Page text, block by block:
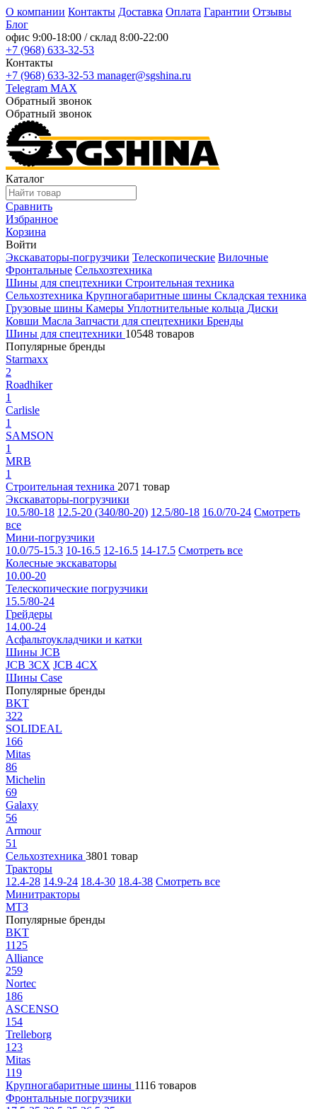
О компании Контакты Доставка Оплата Гарантии Отзывы
Блог
офис 9:00-18:00 / склад 8:00-22:00
+7 (968) 633-32-53
Контакты
+7 (968) 633-32-53 manager@sgshina.ru
Telegram MAX
Обратный звонок
Обратный звонок
Каталог
Сравнить
Избранное
Корзина
Войти
Экскаваторы-погрузчики Телескопические Вилочные
Фронтальные Сельхозтехника
Шины для спецтехники Строительная техника
Сельхозтехника Крупногабаритные шины Складская техника
Грузовые шины Камеры Уплотнительные кольца Диски
Ковши Масла Запчасти для спецтехники Бренды
Шины для спецтехники 10548 товаров
Популярные бренды
Starmaxx
2
Roadhiker
1
Carlisle
1
SAMSON
1
MRB
1
Строительная техника 2071 товар
Экскаваторы-погрузчики
10.5/80-18 12.5-20 (340/80-20) 12.5/80-18 16.0/70-24 Смотреть
все
Мини-погрузчики
10.0/75-15.3 10-16.5 12-16.5 14-17.5 Смотреть все
Колесные экскаваторы
10.00-20
Телескопические погрузчики
15.5/80-24
Грейдеры
14.00-24
Асфальтоукладчики и катки
Шины JCB
JCB 3CX JCB 4CX
Шины Case
Популярные бренды
BKT
322
SOLIDEAL
166
Mitas
86
Michelin
69
Galaxy
56
Armour
51
Сельхозтехника 3801 товар
Тракторы
12.4-28 14.9-24 18.4-30 18.4-38 Смотреть все
Минитракторы
МТЗ
Популярные бренды
BKT
1125
Alliance
259
Nortec
186
ASCENSO
154
Trelleborg
123
Mitas
119
Крупногабаритные шины 1116 товаров
Фронтальные погрузчики